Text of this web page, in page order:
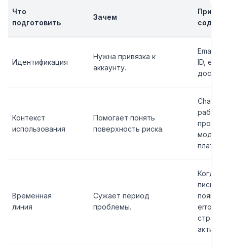
Что
подготовить
Зачем
Пример
Идентификация
Нужна привязка к
аккаунту.
Email,
ID, если
Контекст
использования
Помогает понять
поверхность риска.
Временная
линия
Сужает период
проблемы.
Когда
письмо,
error,